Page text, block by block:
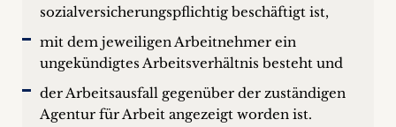
sozialversicherungspflichtig beschäftigt ist,
mit dem jeweiligen Arbeitnehmer ein
ungekündigtes Arbeitsverhältnis besteht und
der Arbeitsausfall gegenüber der zuständigen
Agentur für Arbeit angezeigt worden ist.